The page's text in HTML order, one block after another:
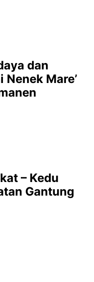
dan
Mare’
– Kedu
Gantung